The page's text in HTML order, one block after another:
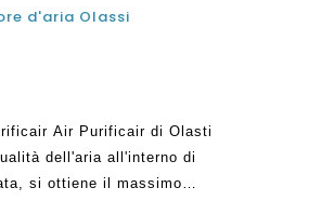
d'aria Olassi
Air Purificair di Olasti
dell'aria all'interno di
si ottiene il massimo